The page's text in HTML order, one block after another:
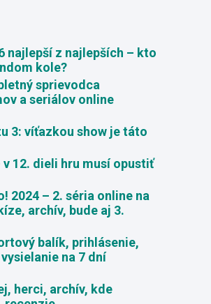
najlepší z najlepších – kto
kole?
sprievodca
a seriálov online
3: víťazkou show je táto
v 12. dieli hru musí opustiť
2024 – 2. séria online na
archív, bude aj 3.
balík, prihlásenie,
na 7 dní
herci, archív, kde